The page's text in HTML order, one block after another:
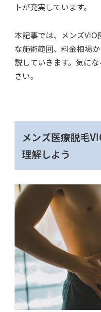
トが充実しています。
本記事では、メンズ
な施術範囲、料金相場
説していきます。気に
さい。
メンズ医療脱毛
理解しよう